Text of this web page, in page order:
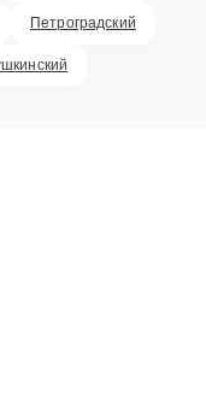
Петроградский